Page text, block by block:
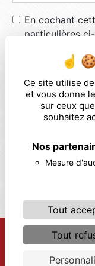
Ce site utilise
et vous donne
sur ceux
souhaitez
Nos
Mesure
Tout
Tout
En cochant
particulières
** Les données
de vous contacter.
traitants. Vous
d’effacement, de
votre consentement à
réclamation auprès
sort de vos données
voie postale ou par
pourra vous être
période de prise de
légale aux fins
Vistalid- 2026 -